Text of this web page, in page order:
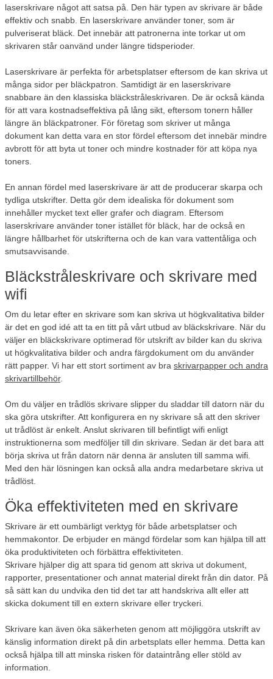
laserskrivare något att satsa på. Den här typen av skrivare är både
effektiv och snabb. En laserskrivare använder toner, som är
pulveriserat bläck. Det innebär att patronerna inte torkar ut om
skrivaren står oanvänd under längre tidsperioder.
Laserskrivare är perfekta för arbetsplatser eftersom de kan skriva ut
många sidor per bläckpatron. Samtidigt är en laserskrivare
snabbare än den klassiska bläckstråleskrivaren. De är också kända
för att vara kostnadseffektiva på lång sikt, eftersom tonern håller
längre än bläckpatroner. För företag som skriver ut många
dokument kan detta vara en stor fördel eftersom det innebär mindre
avbrott för att byta ut toner och mindre kostnader för att köpa nya
toners.
En annan fördel med laserskrivare är att de producerar skarpa och
tydliga utskrifter. Detta gör dem idealiska för dokument som
innehåller mycket text eller grafer och diagram. Eftersom
laserskrivare använder toner istället för bläck, har de också en
längre hållbarhet för utskrifterna och de kan vara vattentåliga och
smutsavvisande.
Bläckstråleskrivare och skrivare med
wifi
Om du letar efter en skrivare som kan skriva ut högkvalitativa bilder
är det en god idé att ta en titt på vårt utbud av bläckskrivare. När du
väljer en bläckskrivare optimerad för utskrift av bilder kan du skriva
ut högkvalitativa bilder och andra färgdokument om du använder
rätt papper. Vi har ett stort sortiment av bra skrivarpapper och andra
skrivartillbehör.
Om du väljer en trådlös skrivare slipper du sladdar till datorn när du
ska göra utskrifter. Att konfigurera en ny skrivare så att den skriver
ut trådlöst är enkelt. Anslut skrivaren till befintligt wifi enligt
instruktionerna som medföljer till din skrivare. Sedan är det bara att
börja skriva ut från datorn när denna är ansluten till samma wifi.
Med den här lösningen kan också alla andra medarbetare skriva ut
trådlöst.
Öka effektiviteten med en skrivare
Skrivare är ett oumbärligt verktyg för både arbetsplatser och
hemmakontor. De erbjuder en mängd fördelar som kan hjälpa till att
öka produktiviteten och förbättra effektiviteten.
Skrivare hjälper dig att spara tid genom att skriva ut dokument,
rapporter, presentationer och annat material direkt från din dator. På
så sätt kan du undvika den tid det tar att handskriva allt eller att
skicka dokument till en extern skrivare eller tryckeri.
Skrivare kan även öka säkerheten genom att möjliggöra utskrift av
känslig information direkt på din arbetsplats eller hemma. Detta kan
också hjälpa till att minska risken för dataintrång eller stöld av
information.